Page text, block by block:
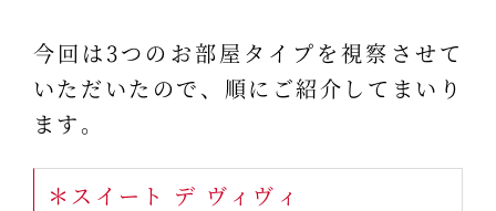
今回は3つのお部屋タイプを視察させて
いただいたので、順にご紹介してまいり
ます。
＊スイート デ ヴィヴィ